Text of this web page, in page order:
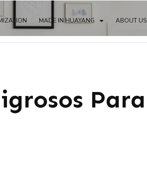
MADE IN HUAYANG ABOUT US
Para